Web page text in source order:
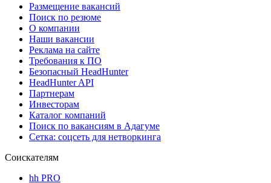
Размещение вакансий
Поиск по резюме
О компании
Наши вакансии
Реклама на сайте
Требования к ПО
Безопасный HeadHunter
HeadHunter API
Партнерам
Инвесторам
Каталог компаний
Поиск по вакансиям в Адагуме
Сетка: соцсеть для нетворкинга
Соискателям
hh PRO